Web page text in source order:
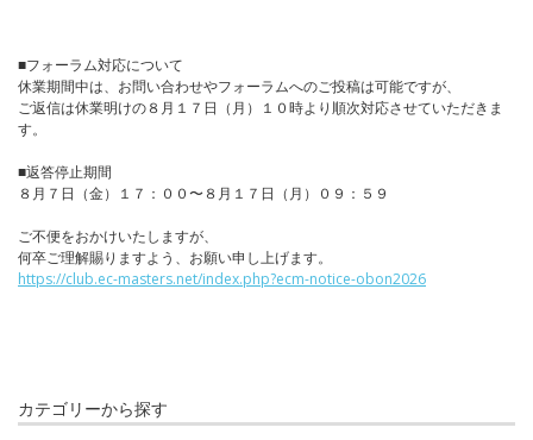
■フォーラム対応について
休業期間中は、お問い合わせやフォーラムへのご投稿は可能ですが、
ご返信は休業明けの８月１７日（月）１０時より順次対応させていただきま
す。
■返答停止期間
８月７日（金）１７：００〜８月１７日（月）０９：５９
ご不便をおかけいたしますが、
何卒ご理解賜りますよう、お願い申し上げます。
https://club.ec-masters.net/index.php?ecm-notice-obon2026
カテゴリーから探す